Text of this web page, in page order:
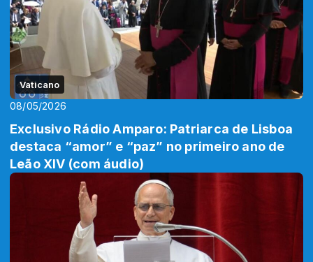
Vaticano
08/05/2026
Exclusivo Rádio Amparo: Patriarca de Lisboa
destaca “amor” e “paz” no primeiro ano de
Leão XIV (com áudio)